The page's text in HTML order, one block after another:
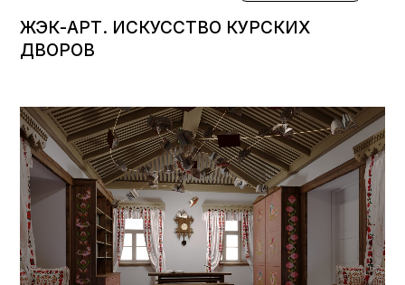
ЖЭК-АРТ. ИСКУССТВО КУРСКИХ
ДВОРОВ